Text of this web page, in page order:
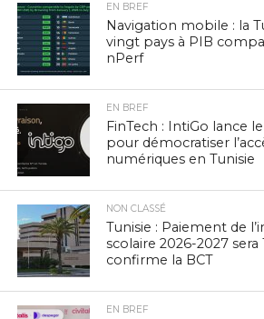
EN BREF
Navigation mobile : la
vingt pays à PIB
nPerf
EN BREF
FinTech : IntiGo lance
pour démocratiser
numériques en Tunisie
NON CLASSÉ
Tunisie : Paiement de
scolaire 2026-2027 sera
confirme la BCT
EN BREF